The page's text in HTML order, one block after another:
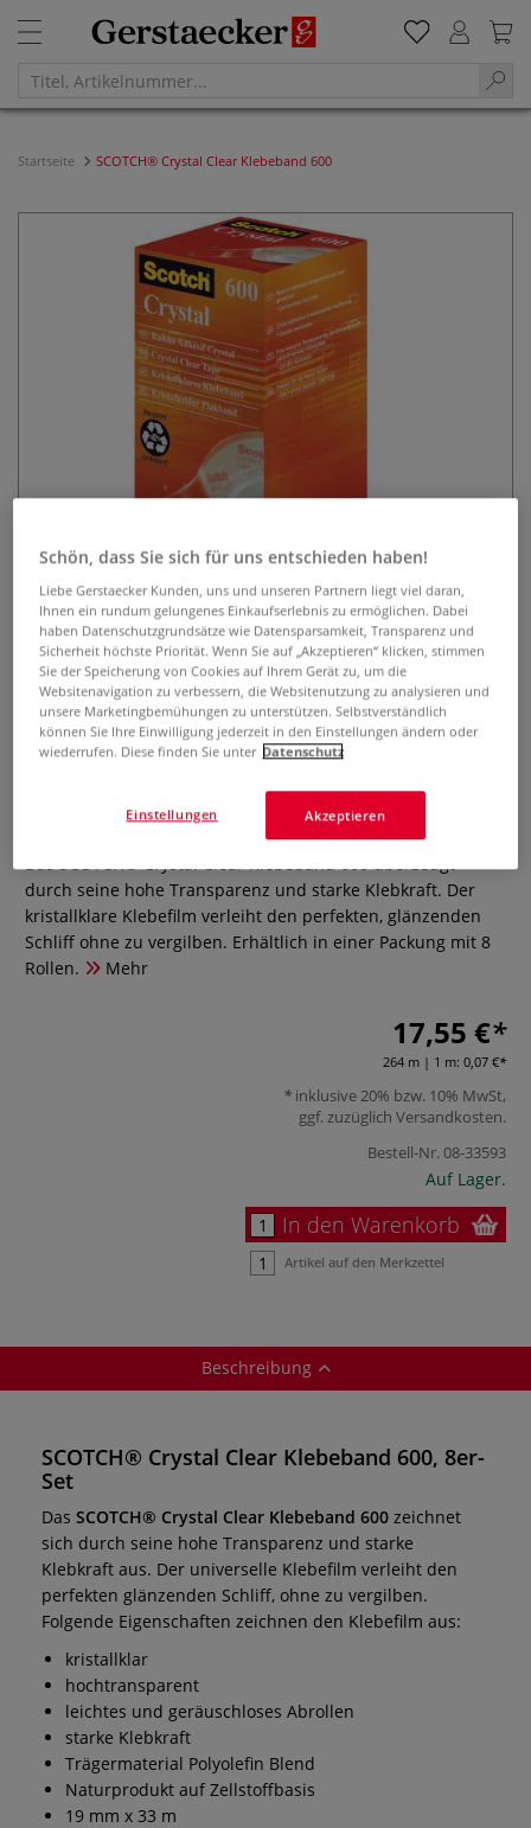
Startseite SCOTCH® Crystal Clear Klebeband 600
SCOTCH® Crystal Clear Klebeband
600
0 Bewertungen
Das SCOTCH® Crystal Clear Klebeband 600 überzeugt
durch seine hohe Transparenz und starke Klebkraft. Der
kristallklare Klebefilm verleiht den perfekten, glänzenden
Schliff ohne zu vergilben. Erhältlich in einer Packung mit 8
Rollen.
Mehr
17,55 €
264 m | 1 m: 0,07 €
inklusive 20% bzw. 10% MwSt,
ggf. zuzüglich Versandkosten.
Bestell-Nr.08-33593
Auf Lager.
In den Warenkorb
Artikel auf den Merkzettel
Beschreibung
SCOTCH® Crystal Clear Klebeband 600, 8er-
Set
Das SCOTCH® Crystal Clear Klebeband 600 zeichnet
sich durch seine hohe Transparenz und starke
Klebkraft aus. Der universelle Klebefilm verleiht den
perfekten glänzenden Schliff, ohne zu vergilben.
Folgende Eigenschaften zeichnen den Klebefilm aus:
kristallklar
hochtransparent
leichtes und geräuschloses Abrollen
starke Klebkraft
Trägermaterial Polyolefin Blend
Naturprodukt auf Zellstoffbasis
19 mm x 33 m
Schön, dass Sie sich für uns entschieden haben!
Liebe Gerstaecker Kunden, uns und unseren Partnern liegt viel daran,
Ihnen ein rundum gelungenes Einkaufserlebnis zu ermöglichen. Dabei
haben Datenschutzgrundsätze wie Datensparsamkeit, Transparenz und
Sicherheit höchste Priorität. Wenn Sie auf „Akzeptieren“ klicken, stimmen
Sie der Speicherung von Cookies auf Ihrem Gerät zu, um die
Websitenavigation zu verbessern, die Websitenutzung zu analysieren und
unsere Marketingbemühungen zu unterstützen. Selbstverständlich
können Sie Ihre Einwilligung jederzeit in den Einstellungen ändern oder
wiederrufen. Diese finden Sie unter Datenschutz
Akzeptieren
Einstellungen